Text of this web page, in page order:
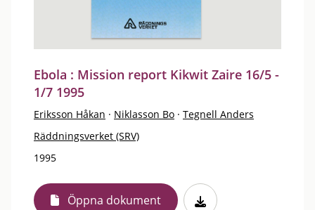
Ebola : Mission report Kikwit Zaire 16/5 -
1/7 1995
Eriksson Håkan · Niklasson Bo · Tegnell Anders
Räddningsverket (SRV)
1995
Öppna dokument